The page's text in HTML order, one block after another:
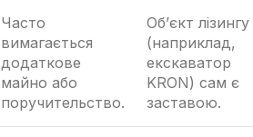
Часто
вимагається
додаткове
майно або
поручительство.
Об’єкт лізингу
(наприклад,
екскаватор
KRON) сам є
заставою.